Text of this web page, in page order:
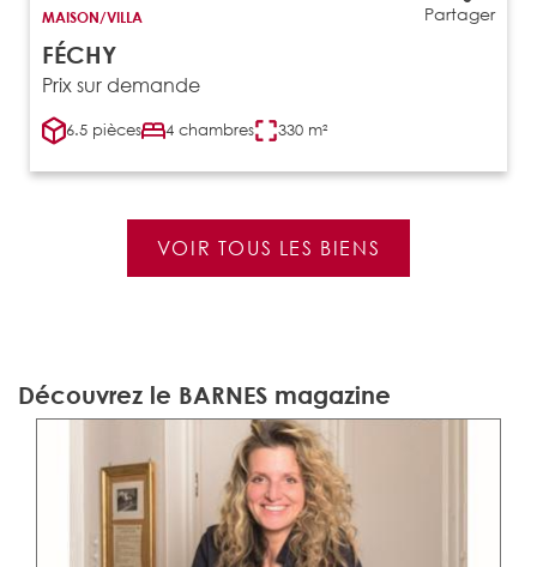
Partager
MAISON/VILLA
FÉCHY
Prix sur demande
6.5 pièces 4 chambres 330 m²
VOIR TOUS LES BIENS
Découvrez le BARNES magazine